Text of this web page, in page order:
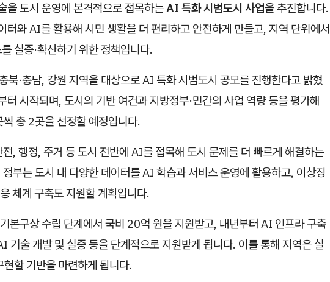
을 도시 운영에 본격적으로 접목하는AI 특화 시범도시 사업을 추진합니다.
터와 AI를 활용해 시민 생활을 더 편리하고 안전하게 만들고, 지역 단위에서
실증·확산하기 위한 정책입니다.
북·충남, 강원 지역을 대상으로 AI 특화 시범도시 공모를 진행한다고 밝혔
터 시작되며, 도시의 기반 여건과 지방정부·민간의 사업 역량 등을 평가해
총 2곳을 선정할 예정입니다.
, 행정, 주거 등 도시 전반에 AI를 접목해 도시 문제를 더 빠르게 해결하는
부는 도시 내 다양한 데이터를 AI 학습과 서비스 운영에 활용하고, 이상징
체계 구축도 지원할 계획입니다.
본구상 수립 단계에서 국비 20억 원을 지원받고, 내년부터 AI 인프라 구축
기술 개발 및 실증 등을 단계적으로 지원받게 됩니다. 이를 통해 지역은 실
할 기반을 마련하게 됩니다.